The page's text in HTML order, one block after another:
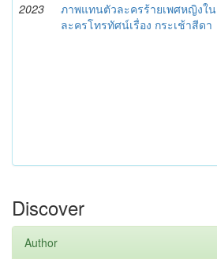
2023
ภาพแทนตัวละครร้ายเพศหญิงใน
ละครโทรทัศน์เรื่อง กระเช้าสีดา
Discover
Author